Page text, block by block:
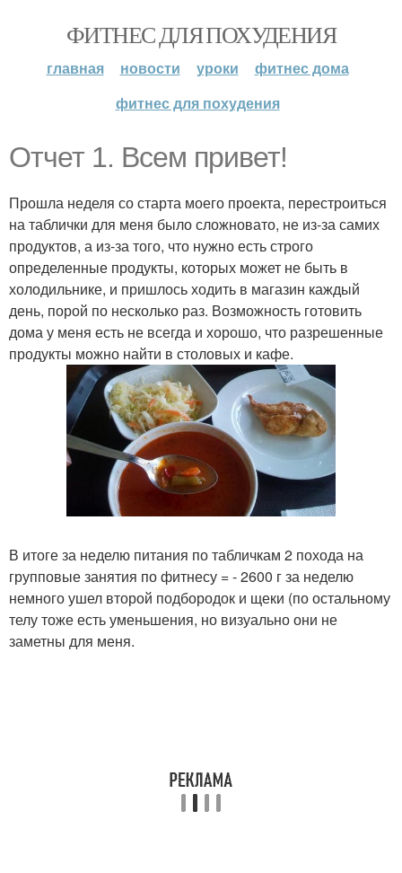
ФИТНЕС ДЛЯ ПОХУДЕНИЯ
главная новости уроки
фитнес дома
фитнес для похудения
Отчет 1. Всем привет!
Прошла неделя со старта моего проекта, перестроиться
на таблички для меня было сложновато, не из-за самих
продуктов, а из-за того, что нужно есть строго
определенные продукты, которых может не быть в
холодильнике, и пришлось ходить в магазин каждый
день, порой по несколько раз. Возможность готовить
дома у меня есть не всегда и хорошо, что разрешенные
продукты можно найти в столовых и кафе.
В итоге за неделю питания по табличкам 2 похода на
групповые занятия по фитнесу = - 2600 г за неделю
немного ушел второй подбородок и щеки (по остальному
телу тоже есть уменьшения, но визуально они не
заметны для меня.